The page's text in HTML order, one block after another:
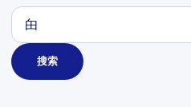
搜索